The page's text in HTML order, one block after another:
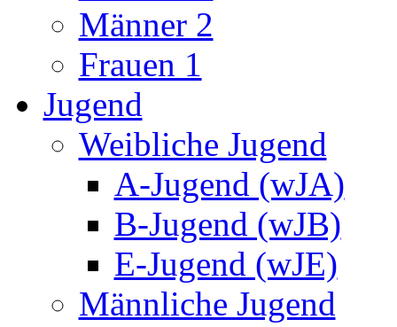
Männer 2
Frauen 1
Jugend
Weibliche Jugend
A-Jugend (wJA)
B-Jugend (wJB)
E-Jugend (wJE)
Männliche Jugend